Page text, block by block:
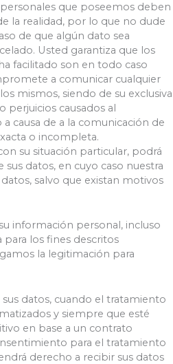
que poseemos deben
la realidad, por lo que no dude
de que algún dato sea
Usted garantiza que los
facilitado son en todo caso
a comunicar cualquier
mismos, siendo de su exclusiva
perjuicios causados al
causa de a la comunicación de
o incompleta.
su situación particular, podrá
datos, en cuyo caso nuestra
salvo que existan motivos
información personal, incluso
para los fines descritos
la legitimación para
datos, cuando el tratamiento
y siempre que esté
en base a un contrato
para el tratamiento
derecho a recibir sus datos